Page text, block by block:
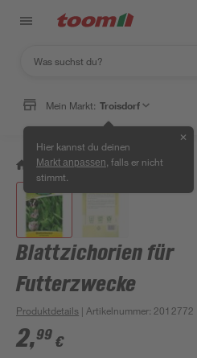
Mein Markt: Troisdorf
Hier kannst du deinen
Markt anpassen , falls er nicht
stimmt.
✕
/ Garten & Freizeit / Pflanzen
Blattzichorien für
Futterzwecke
Produktdetails | Artikelnummer: 2012772
2,99 €